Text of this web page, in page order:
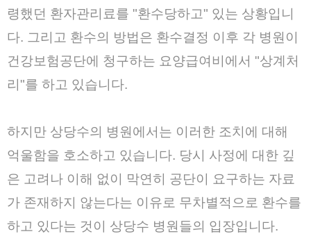
령했던 환자관리료를 "환수당하고" 있는 상황입니
다. 그리고 환수의 방법은 환수결정 이후 각 병원이
건강보험공단에 청구하는 요양급여비에서 "상계처
리"를 하고 있습니다.
하지만 상당수의 병원에서는 이러한 조치에 대해
억울함을 호소하고 있습니다. 당시 사정에 대한 깊
은 고려나 이해 없이 막연히 공단이 요구하는 자료
가 존재하지 않는다는 이유로 무차별적으로 환수를
하고 있다는 것이 상당수 병원들의 입장입니다.